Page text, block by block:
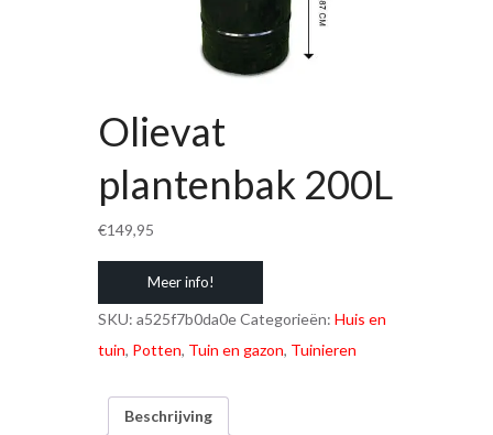
Olievat
plantenbak 200L
€149,95
Meer info!
SKU: a525f7b0da0eCategorieën: Huis en
tuin, Potten, Tuin en gazon, Tuinieren
Beschrijving